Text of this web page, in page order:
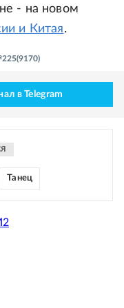
- на новом
и Китая.
в Telegram
Танец